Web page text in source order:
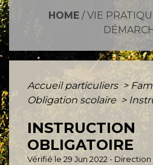
HOME/ VIE
Accueil particuliers >
Obligation scolaire >
INSTRUCTION
OBLIGATOIRE
Vérifié le 29 Jun 2022 -